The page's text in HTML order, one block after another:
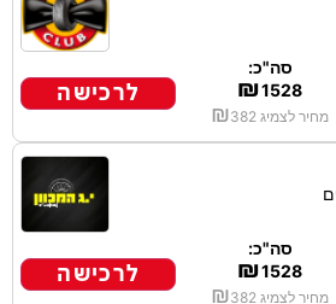
סה"כ:
₪1528
מחיר לצמיג ₪382
לרכישה
סה"כ:
₪1528
מחיר לצמיג ₪382
לרכישה